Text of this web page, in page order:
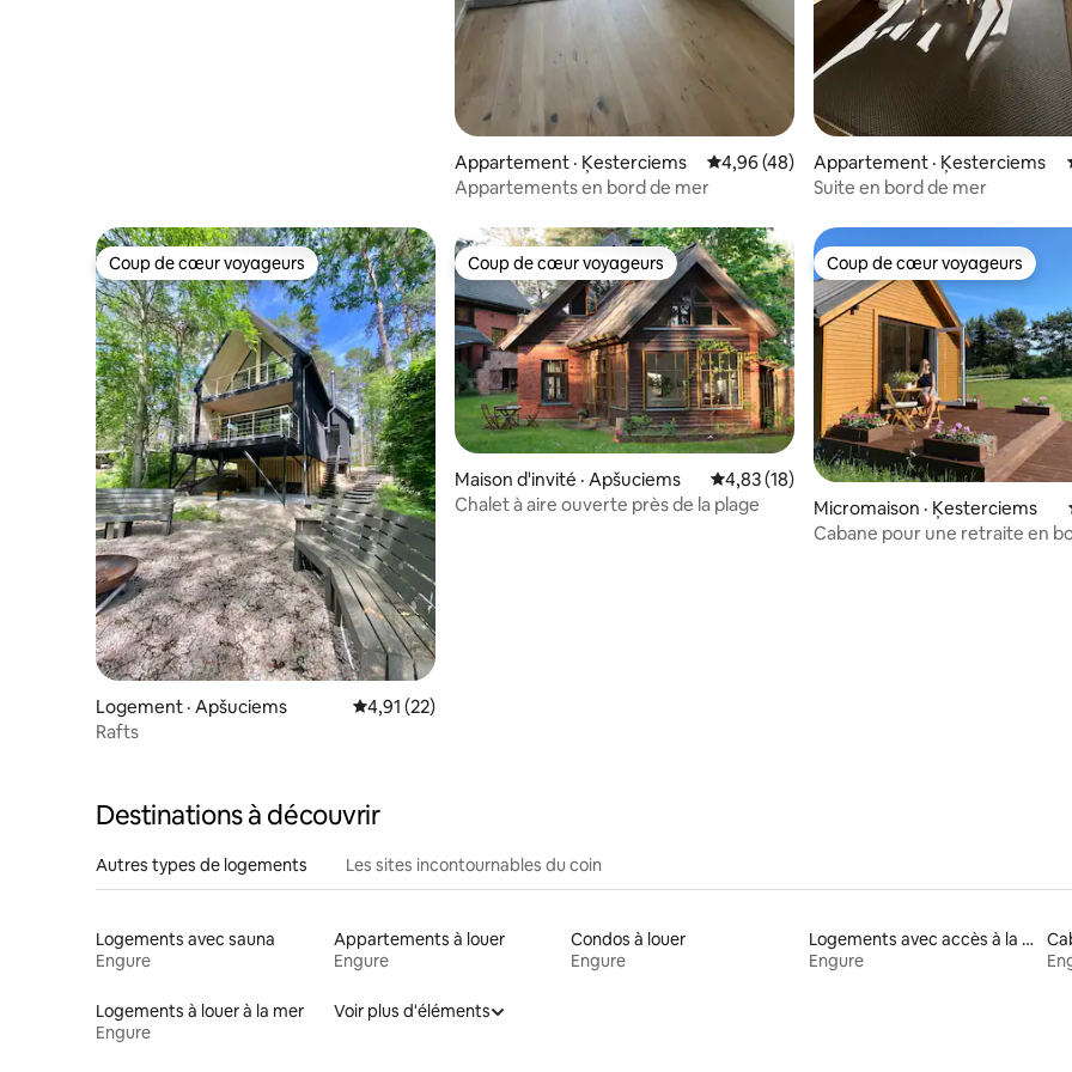
Appartement · Ķesterciems Note moyenne de 4,96 sur 5, 48
4,96 (48)
Appartements en bord de mer
Appartement · Ķesterciems
Suite en bord de mer
Coup de cœur voyageurs
Coup de cœur voyageurs
Logement · Apšuciems Note moyenne de 4,91 sur 5, 22 commentaires
4,91 (22)
Rafts
Coup de cœur voyageurs
Coup de cœur voyageurs
Maison d'invité · Apšuciems Note moyenne de 4,83 sur 5, 18
4,83 (18)
Chalet à aire ouverte près de la plage
Coup de cœur voyageurs
Coup de cœur voyageurs
Micromaison · Ķesterciems
Cabane pour une retraite en
Destinations à découvrir
Autres types de logements Les sites incontournables du coin
Logements avec sauna
Engure
Appartements à louer
Engure
Condos à louer
Engure
Logements avec accès à la plage
Engure
Logements à louer à la mer
Engure
Voir plus d'éléments